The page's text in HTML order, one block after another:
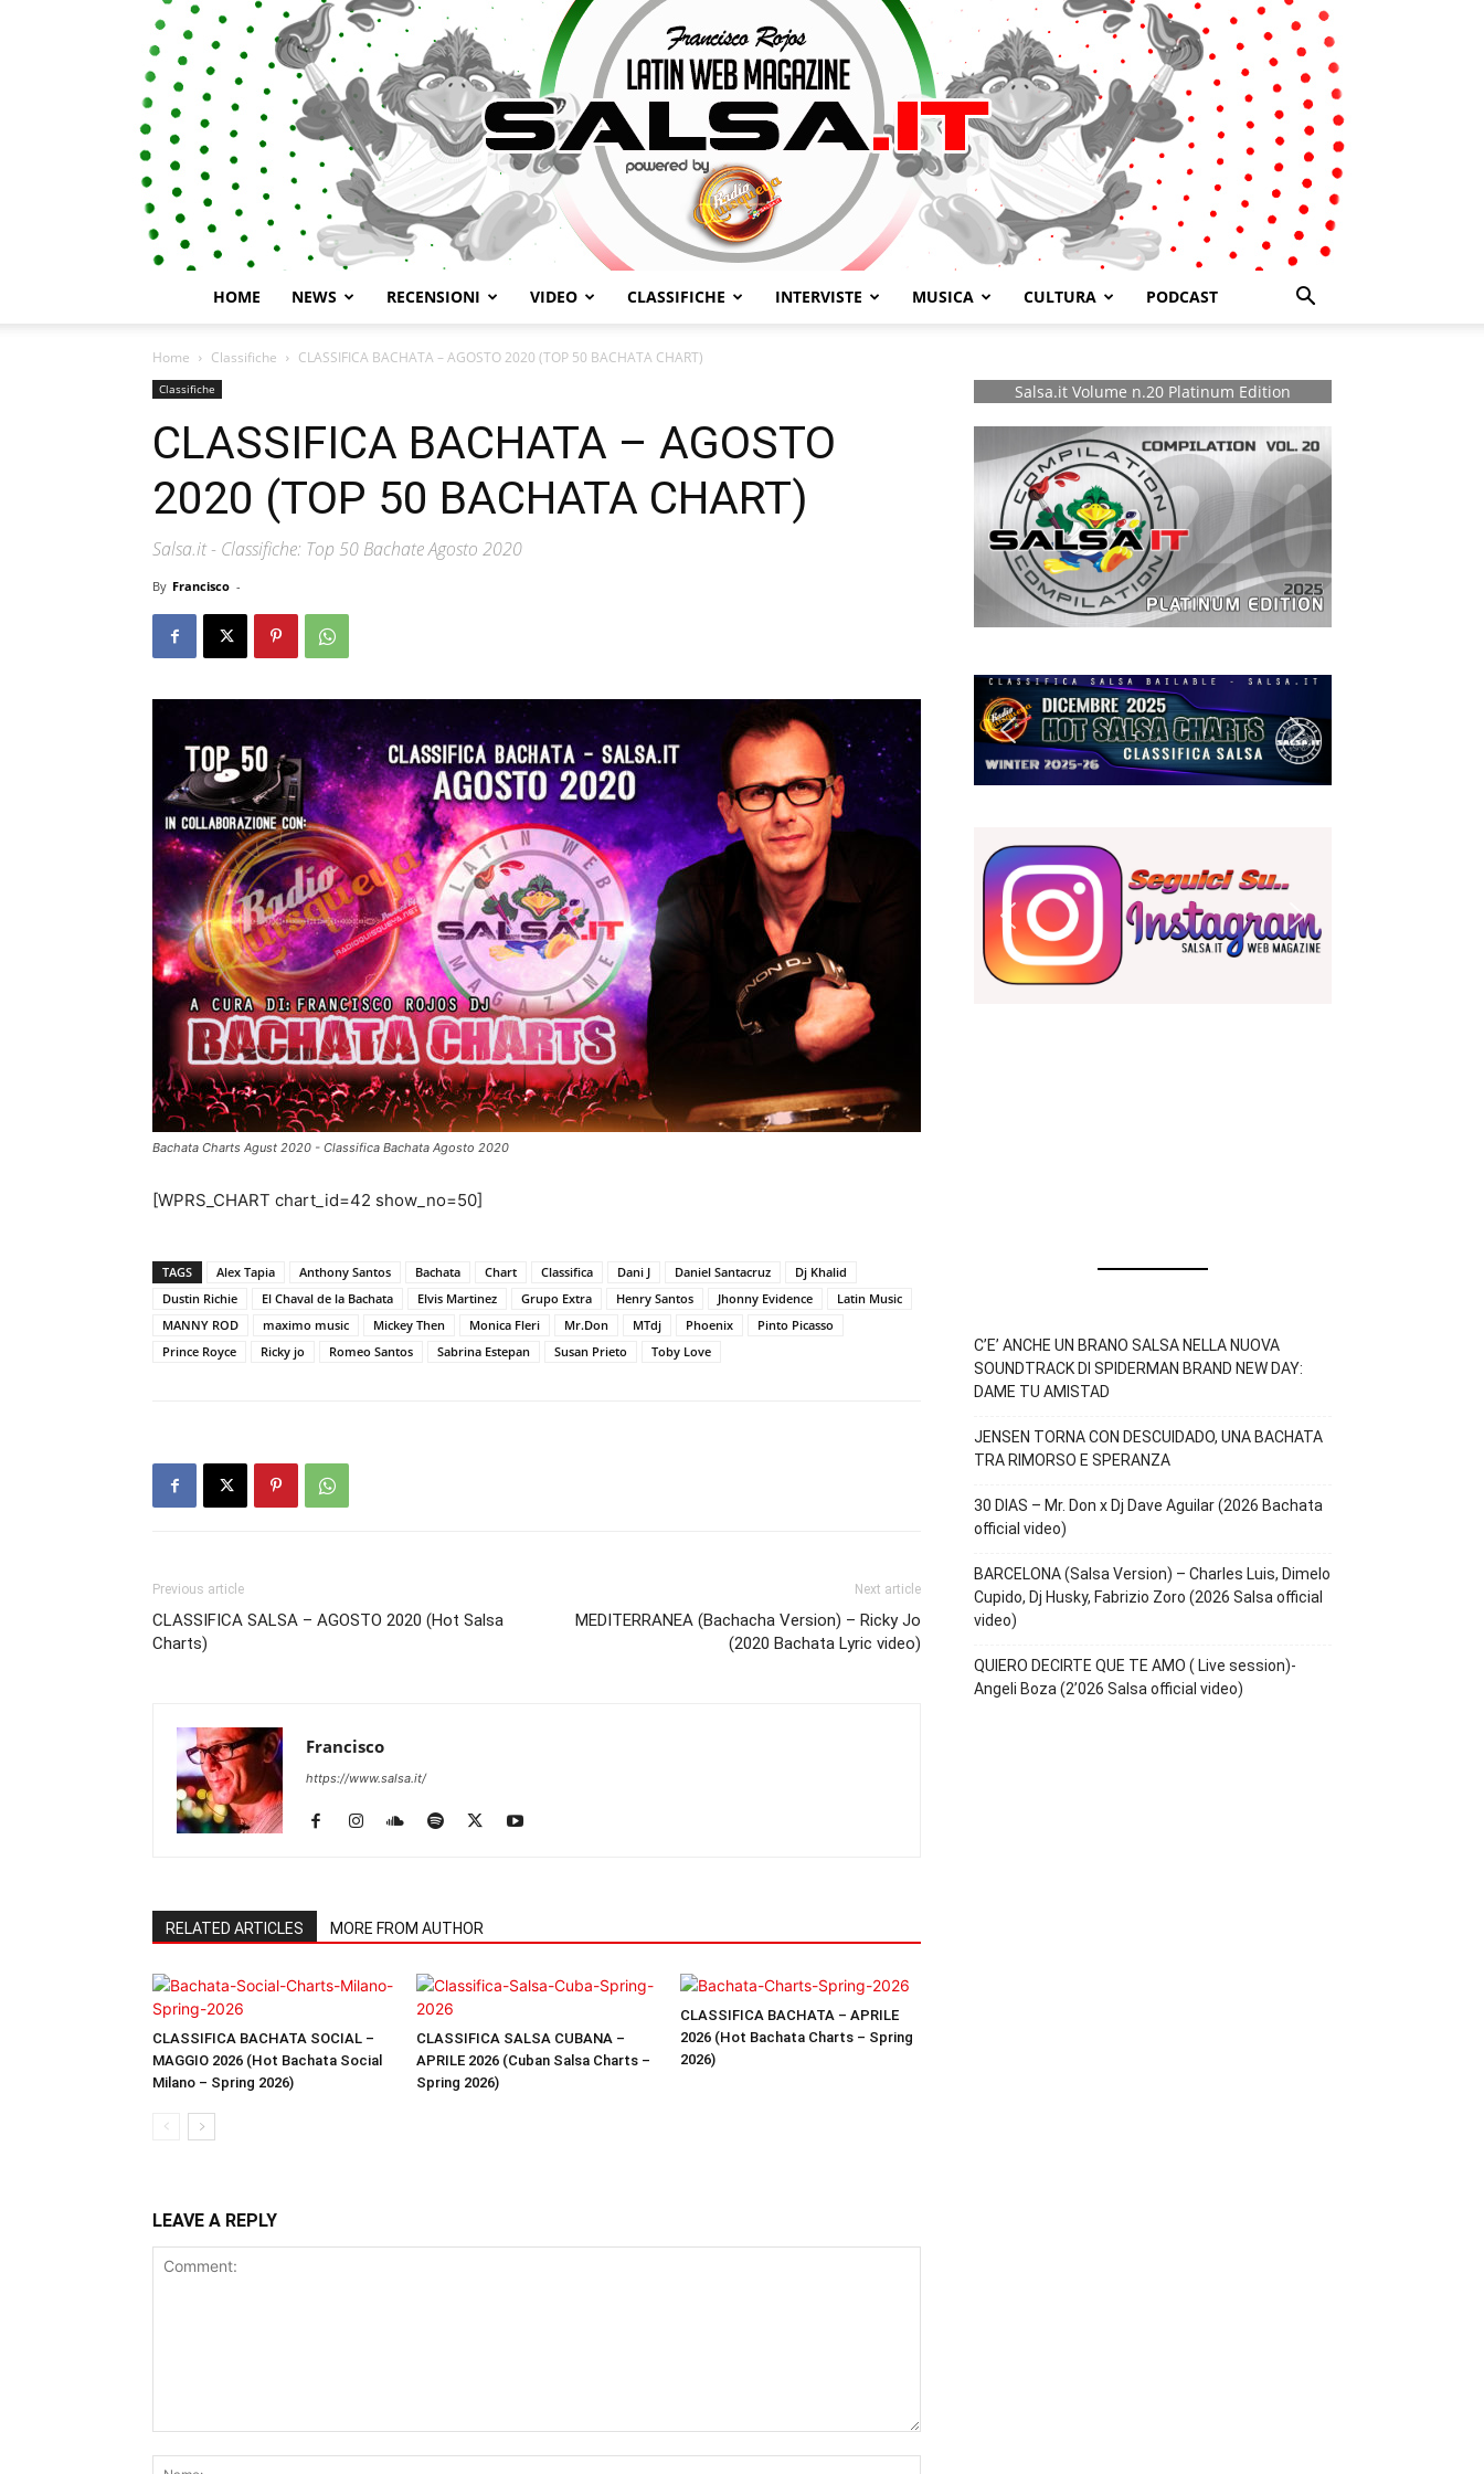
HOME NEWS RECENSIONI VIDEO CLASSIFICHE INTERVISTE MUSICA CULTURA PODCAST
Home Classifiche CLASSIFICA BACHATA – AGOSTO 2020 (TOP 50 BACHATA CHART)
Classifiche
CLASSIFICA BACHATA – AGOSTO
2020 (TOP 50 BACHATA CHART)
Salsa.it - Classifiche: Top 50 Bachate Agosto 2020
By Francisco -
Bachata Charts Agust 2020 - Classifica Bachata Agosto 2020
[WPRS_CHART chart_id=42 show_no=50]
TAGS Alex Tapia Anthony Santos Bachata Chart Classifica Dani J Daniel Santacruz
Dj Khalid
Dustin Richie
El Chaval de la Bachata Elvis Martinez Grupo Extra Henry Santos Jhonny Evidence
Latin Music
MANNY ROD
maximo music Mickey Then Monica Fleri Mr.Don MTdj Phoenix
Pinto Picasso
Prince Royce
Ricky jo Romeo Santos Sabrina Estepan Susan Prieto Toby Love
Previous article
CLASSIFICA SALSA – AGOSTO 2020 (Hot Salsa
Charts)
Next article
MEDITERRANEA (Bachacha Version) – Ricky Jo
(2020 Bachata Lyric video)
Francisco
https://www.salsa.it/
RELATED ARTICLES MORE FROM AUTHOR
CLASSIFICA BACHATA SOCIAL –
MAGGIO 2026 (Hot Bachata Social
Milano – Spring 2026)
CLASSIFICA SALSA CUBANA –
APRILE 2026 (Cuban Salsa Charts –
Spring 2026)
CLASSIFICA BACHATA – APRILE
2026 (Hot Bachata Charts – Spring
2026)
LEAVE A REPLY
Salsa.it Volume n.20 Platinum Edition
C’E’ ANCHE UN BRANO SALSA NELLA NUOVA
SOUNDTRACK DI SPIDERMAN BRAND NEW DAY:
DAME TU AMISTAD
JENSEN TORNA CON DESCUIDADO, UNA BACHATA
TRA RIMORSO E SPERANZA
30 DIAS – Mr. Don x Dj Dave Aguilar (2026 Bachata
official video)
BARCELONA (Salsa Version) – Charles Luis, Dimelo
Cupido, Dj Husky, Fabrizio Zoro (2026 Salsa official
video)
QUIERO DECIRTE QUE TE AMO ( Live session)-
Angeli Boza (2’026 Salsa official video)